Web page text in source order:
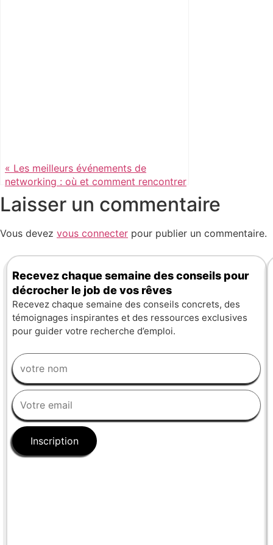
« Les meilleurs événements de
networking : où et comment rencontrer
les bonnes personnes »
Laisser un commentaire
Vous devez vous connecter pour publier un commentaire.
Recevez chaque semaine des conseils pour
décrocher le job de vos rêves
Recevez chaque semaine des conseils concrets, des
témoignages inspirantes et des ressources exclusives
pour guider votre recherche d’emploi.
Inscription